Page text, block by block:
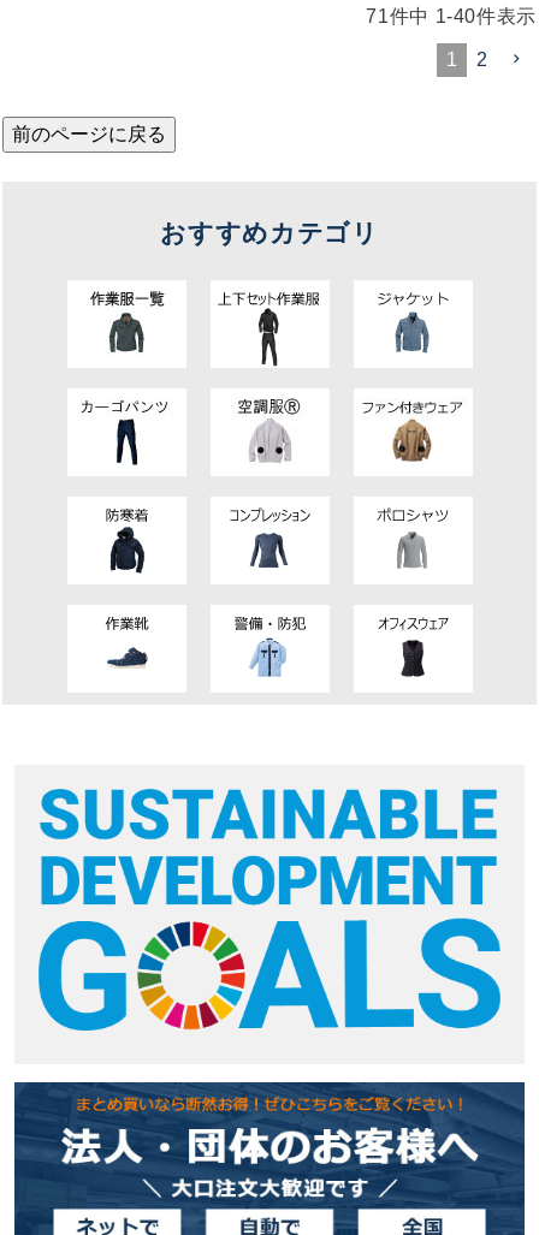
71件中 1-40件表示
1 2
前のページに戻る
おすすめカテゴリ